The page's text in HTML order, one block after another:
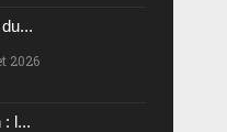
2026
: l...